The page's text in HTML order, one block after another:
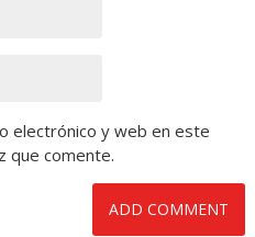
electrónico y web en este
que comente.